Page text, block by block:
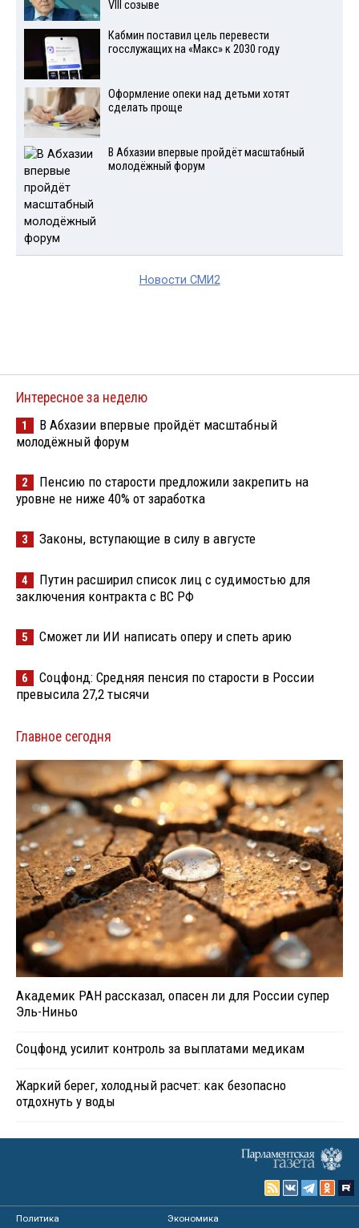
VIII созыве
Кабмин поставил цель перевести
госслужащих на «Макс» к 2030 году
Оформление опеки над детьми хотят
сделать проще
В Абхазии впервые пройдёт масштабный
молодёжный форум
Новости СМИ2
Интересное за неделю
1
В Абхазии впервые пройдёт масштабный
молодёжный форум
2
Пенсию по старости предложили закрепить на
уровне не ниже 40% от заработка
3 Законы, вступающие в силу в августе
4
Путин расширил список лиц с судимостью для
заключения контракта с ВС РФ
5 Сможет ли ИИ написать оперу и спеть арию
6
Соцфонд: Средняя пенсия по старости в России
превысила 27,2 тысячи
Главное сегодня
Академик РАН рассказал, опасен ли для России супер
Эль-Ниньо
Соцфонд усилит контроль за выплатами медикам
Жаркий берег, холодный расчет: как безопасно
отдохнуть у воды
Политика
Экономика